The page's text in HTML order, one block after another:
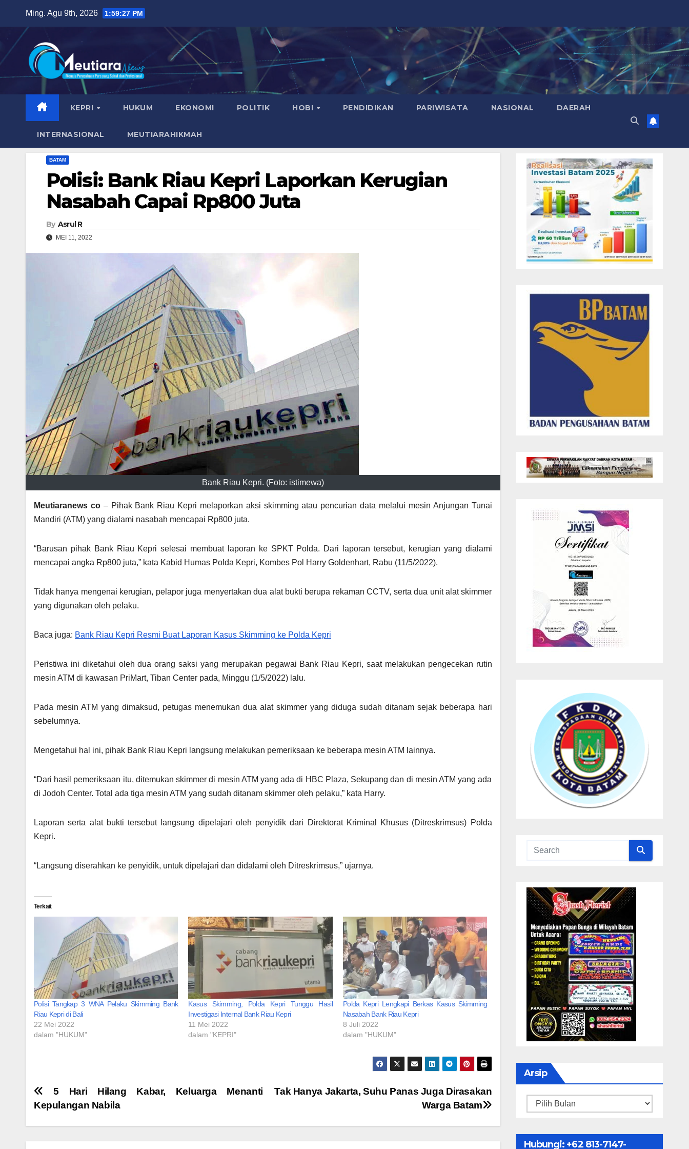
content
Ming. Agu 9th, 2026 1:59:29 PM
KEPRI HUKUM EKONOMI POLITIK HOBI PENDIDIKAN PARIWISATA NASIONAL DAERAH
INTERNASIONAL MEUTIARAHIKMAH
BATAM
Polisi: Bank Riau Kepri Laporkan Kerugian
Nasabah Capai Rp800 Juta
By Asrul R
MEI 11, 2022
Bank Riau Kepri. (Foto: istimewa)
Meutiaranews co– Pihak Bank Riau Kepri melaporkan aksi skimming atau pencurian data melalui mesin Anjungan Tunai
Mandiri (ATM) yang dialami nasabah mencapai Rp800 juta.
“Barusan pihak Bank Riau Kepri selesai membuat laporan ke SPKT Polda. Dari laporan tersebut, kerugian yang dialami
mencapai angka Rp800 juta,” kata Kabid Humas Polda Kepri, Kombes Pol Harry Goldenhart, Rabu (11/5/2022).
Tidak hanya mengenai kerugian, pelapor juga menyertakan dua alat bukti berupa rekaman CCTV, serta dua unit alat skimmer
yang digunakan oleh pelaku.
Baca juga: Bank Riau Kepri Resmi Buat Laporan Kasus Skimming ke Polda Kepri
Peristiwa ini diketahui oleh dua orang saksi yang merupakan pegawai Bank Riau Kepri, saat melakukan pengecekan rutin
mesin ATM di kawasan PriMart, Tiban Center pada, Minggu (1/5/2022) lalu.
Pada mesin ATM yang dimaksud, petugas menemukan dua alat skimmer yang diduga sudah ditanam sejak beberapa hari
sebelumnya.
Mengetahui hal ini, pihak Bank Riau Kepri langsung melakukan pemeriksaan ke beberapa mesin ATM lainnya.
“Dari hasil pemeriksaan itu, ditemukan skimmer di mesin ATM yang ada di HBC Plaza, Sekupang dan di mesin ATM yang ada
di Jodoh Center. Total ada tiga mesin ATM yang sudah ditanam skimmer oleh pelaku,” kata Harry.
Laporan serta alat bukti tersebut langsung dipelajari oleh penyidik dari Direktorat Kriminal Khusus (Ditreskrimsus) Polda
Kepri.
“Langsung diserahkan ke penyidik, untuk dipelajari dan didalami oleh Ditreskrimsus,” ujarnya.
Terkait
Polisi Tangkap 3 WNA Pelaku Skimming Bank
Riau Kepri di Bali
22 Mei 2022
dalam "HUKUM"
Kasus Skimming, Polda Kepri Tunggu Hasil
Investigasi Internal Bank Riau Kepri
11 Mei 2022
dalam "KEPRI"
Polda Kepri Lengkapi Berkas Kasus Skimming
Nasabah Bank Riau Kepri
8 Juli 2022
dalam "HUKUM"
Navigasi
pos
Tak Hanya Jakarta, Suhu Panas Juga Dirasakan
Warga Batam
5 Hari Hilang Kabar, Keluarga Menanti
Kepulangan Nabila
Arsip
Arsip
Hubungi: ‪+62 813-7147-